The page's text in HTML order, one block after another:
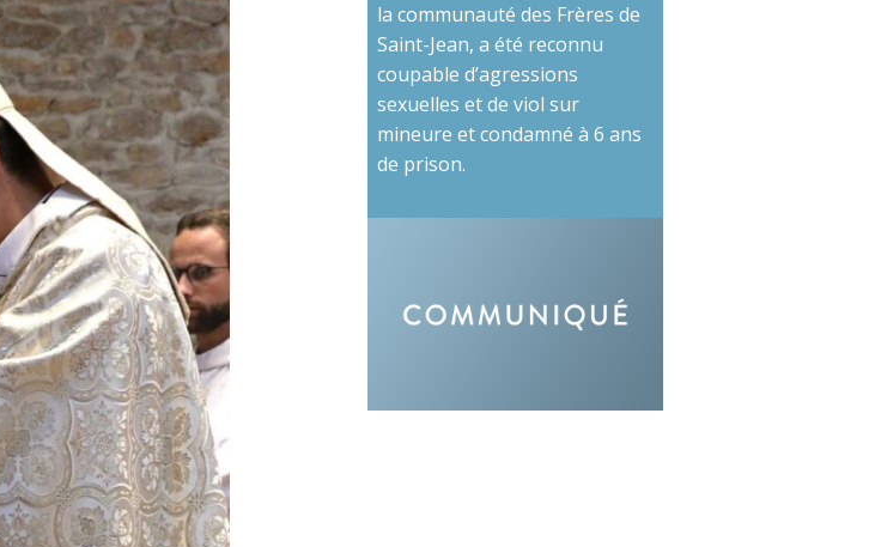
la communauté des Frères de
Saint-Jean, a été reconnu
coupable d’agressions
sexuelles et de viol sur
mineure et condamné à 6 ans
de prison.